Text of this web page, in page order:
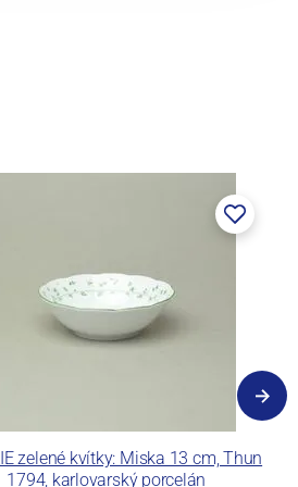
zelené kvítky: Miska 13 cm, Thun
1794, karlovarský porcelán